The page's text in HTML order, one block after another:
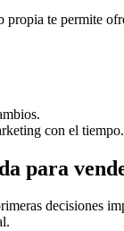
te permite
con el tiempo.
para
decisiones